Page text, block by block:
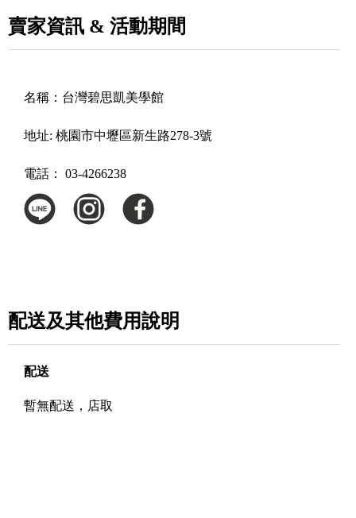
賣家資訊 & 活動期間
名稱： 台灣碧思凱美學館
地址: 桃園市中壢區新生路278-3號
電話： 03-4266238
配送及其他費用說明
配送
暫無配送，店取